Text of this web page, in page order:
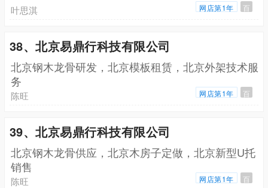
叶思淇 网店第1年 百
38、北京易鼎行科技有限公司
北京钢木龙骨研发，北京模板租赁，北京外架技术服
务
陈旺 网店第1年 百
39、北京易鼎行科技有限公司
北京钢木龙骨供应，北京木房子定做，北京新型U托
销售
陈旺 网店第1年 百